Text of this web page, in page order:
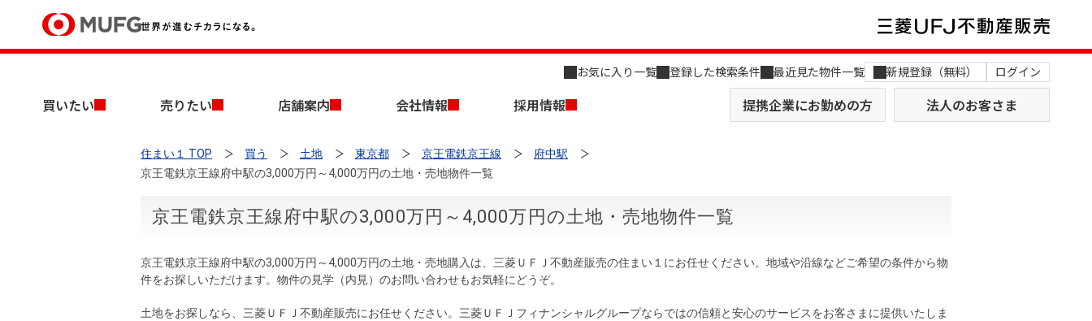
お気に入り一覧 登録した検索条件 最近見た物件一覧 新規登録（無料） ログイン
買いたい 売りたい 店舗案内 会社情報 採用情報 提携企業にお勤めの方 法人のお客さま
買いたいTOP
中古マンションを探す 新築・中古一戸建てを探す
売りたいTOP
無料査定 売却相談
店舗案内TOP
店舗のご案内（首都圏） 店舗のご案内（名古屋） 店舗のご案内（関西）
会社情報TOP
会社概要 MUFG Way
採用情報TOP
キャリア採用情報
売りたい
住まい１ TOP 買う 土地 東京都 京王電鉄京王線
府中駅
京王電鉄京王線府中駅の3,000万円～4,000万円の土地・売地物件一覧
京王電鉄京王線府中駅の3,000万円～4,000万円の土地・売地物件一覧
京王電鉄京王線府中駅の3,000万円～4,000万円の土地・売地購入は、三菱ＵＦＪ不動産販売の住まい１にお任せください。地域や沿線などご希望の条件から物
件をお探しいただけます。物件の見学（内見）のお問い合わせもお気軽にどうぞ。
土地をお探しなら、三菱ＵＦＪ不動産販売にお任せください。三菱ＵＦＪフィナンシャルグループならではの信頼と安心のサービスをお客さまに提供いたしま